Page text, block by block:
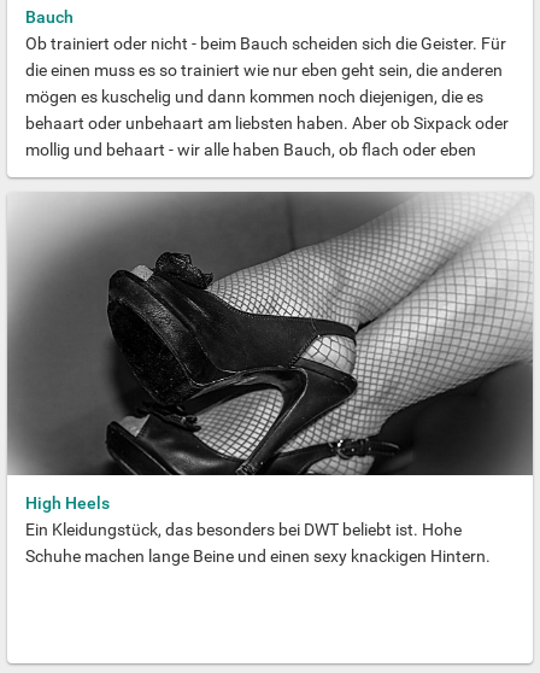
Bauch
Ob trainiert oder nicht - beim Bauch scheiden sich die Geister. Für
die einen muss es so trainiert wie nur eben geht sein, die anderen
mögen es kuschelig und dann kommen noch diejenigen, die es
behaart oder unbehaart am liebsten haben. Aber ob Sixpack oder
mollig und behaart - wir alle haben Bauch, ob flach oder eben
nicht. Er gehört zu uns, bildet die Mitte unseres Körpers und ist
(oder wächst) so, wie wir es zulassen. Wir stellen euch einige
Bach-Typen vor, den Rest entscheidet ihr ...
High Heels
Ein Kleidungstück, das besonders bei DWT beliebt ist. Hohe
Schuhe machen lange Beine und einen sexy knackigen Hintern.